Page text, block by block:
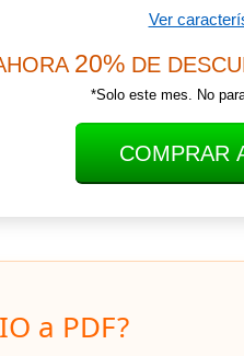
Ver
20% DE
*Solo este mes. No
COMPRAR
a PDF?